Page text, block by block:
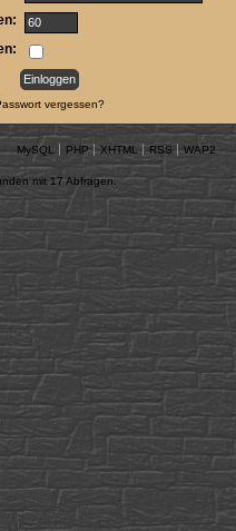
vergessen?
MySQL PHP XHTML RSS WAP2
mit 17 Abfragen.